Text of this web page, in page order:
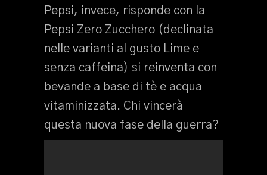
Pepsi, invece, risponde con la
Pepsi Zero Zucchero (declinata
nelle varianti al gusto Lime e
senza caffeina) si reinventa con
bevande a base di tè e acqua
vitaminizzata. Chi vincerà
questa nuova fase della guerra?